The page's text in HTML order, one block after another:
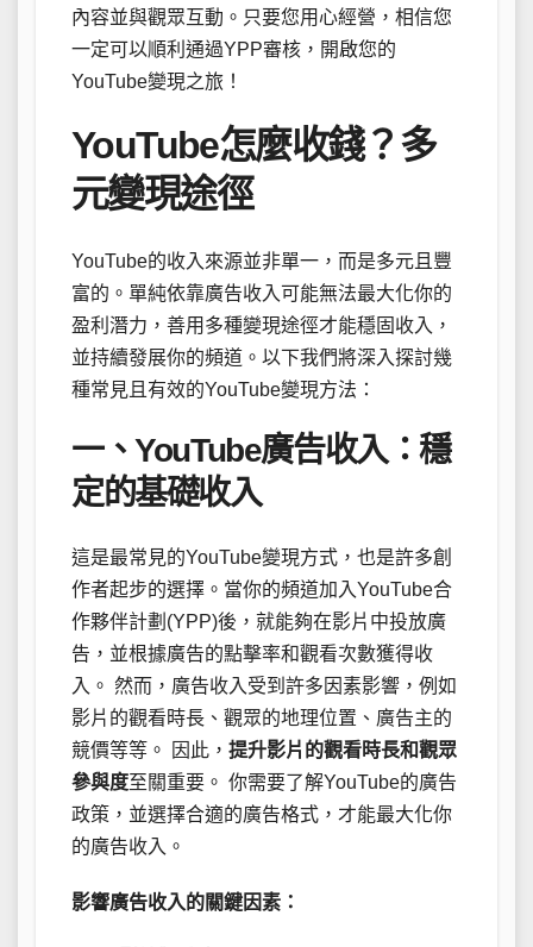
內容並與觀眾互動。只要您用心經營，相信您
一定可以順利通過YPP審核，開啟您的
YouTube變現之旅！
YouTube怎麼收錢？多
元變現途徑
YouTube的收入來源並非單一，而是多元且豐
富的。單純依靠廣告收入可能無法最大化你的
盈利潛力，善用多種變現途徑才能穩固收入，
並持續發展你的頻道。以下我們將深入探討幾
種常見且有效的YouTube變現方法：
一、YouTube廣告收入：穩
定的基礎收入
這是最常見的YouTube變現方式，也是許多創
作者起步的選擇。當你的頻道加入YouTube合
作夥伴計劃(YPP)後，就能夠在影片中投放廣
告，並根據廣告的點擊率和觀看次數獲得收
入。 然而，廣告收入受到許多因素影響，例如
影片的觀看時長、觀眾的地理位置、廣告主的
競價等等。 因此， 提升影片的觀看時長和觀眾
參與度至關重要。 你需要了解YouTube的廣告
政策，並選擇合適的廣告格式，才能最大化你
的廣告收入。
影響廣告收入的關鍵因素：